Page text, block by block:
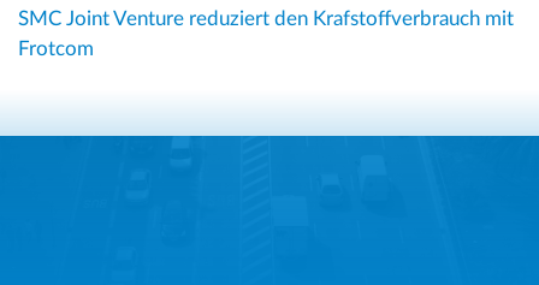
SMC Joint Venture reduziert den Krafstoffverbrauch mit
Frotcom